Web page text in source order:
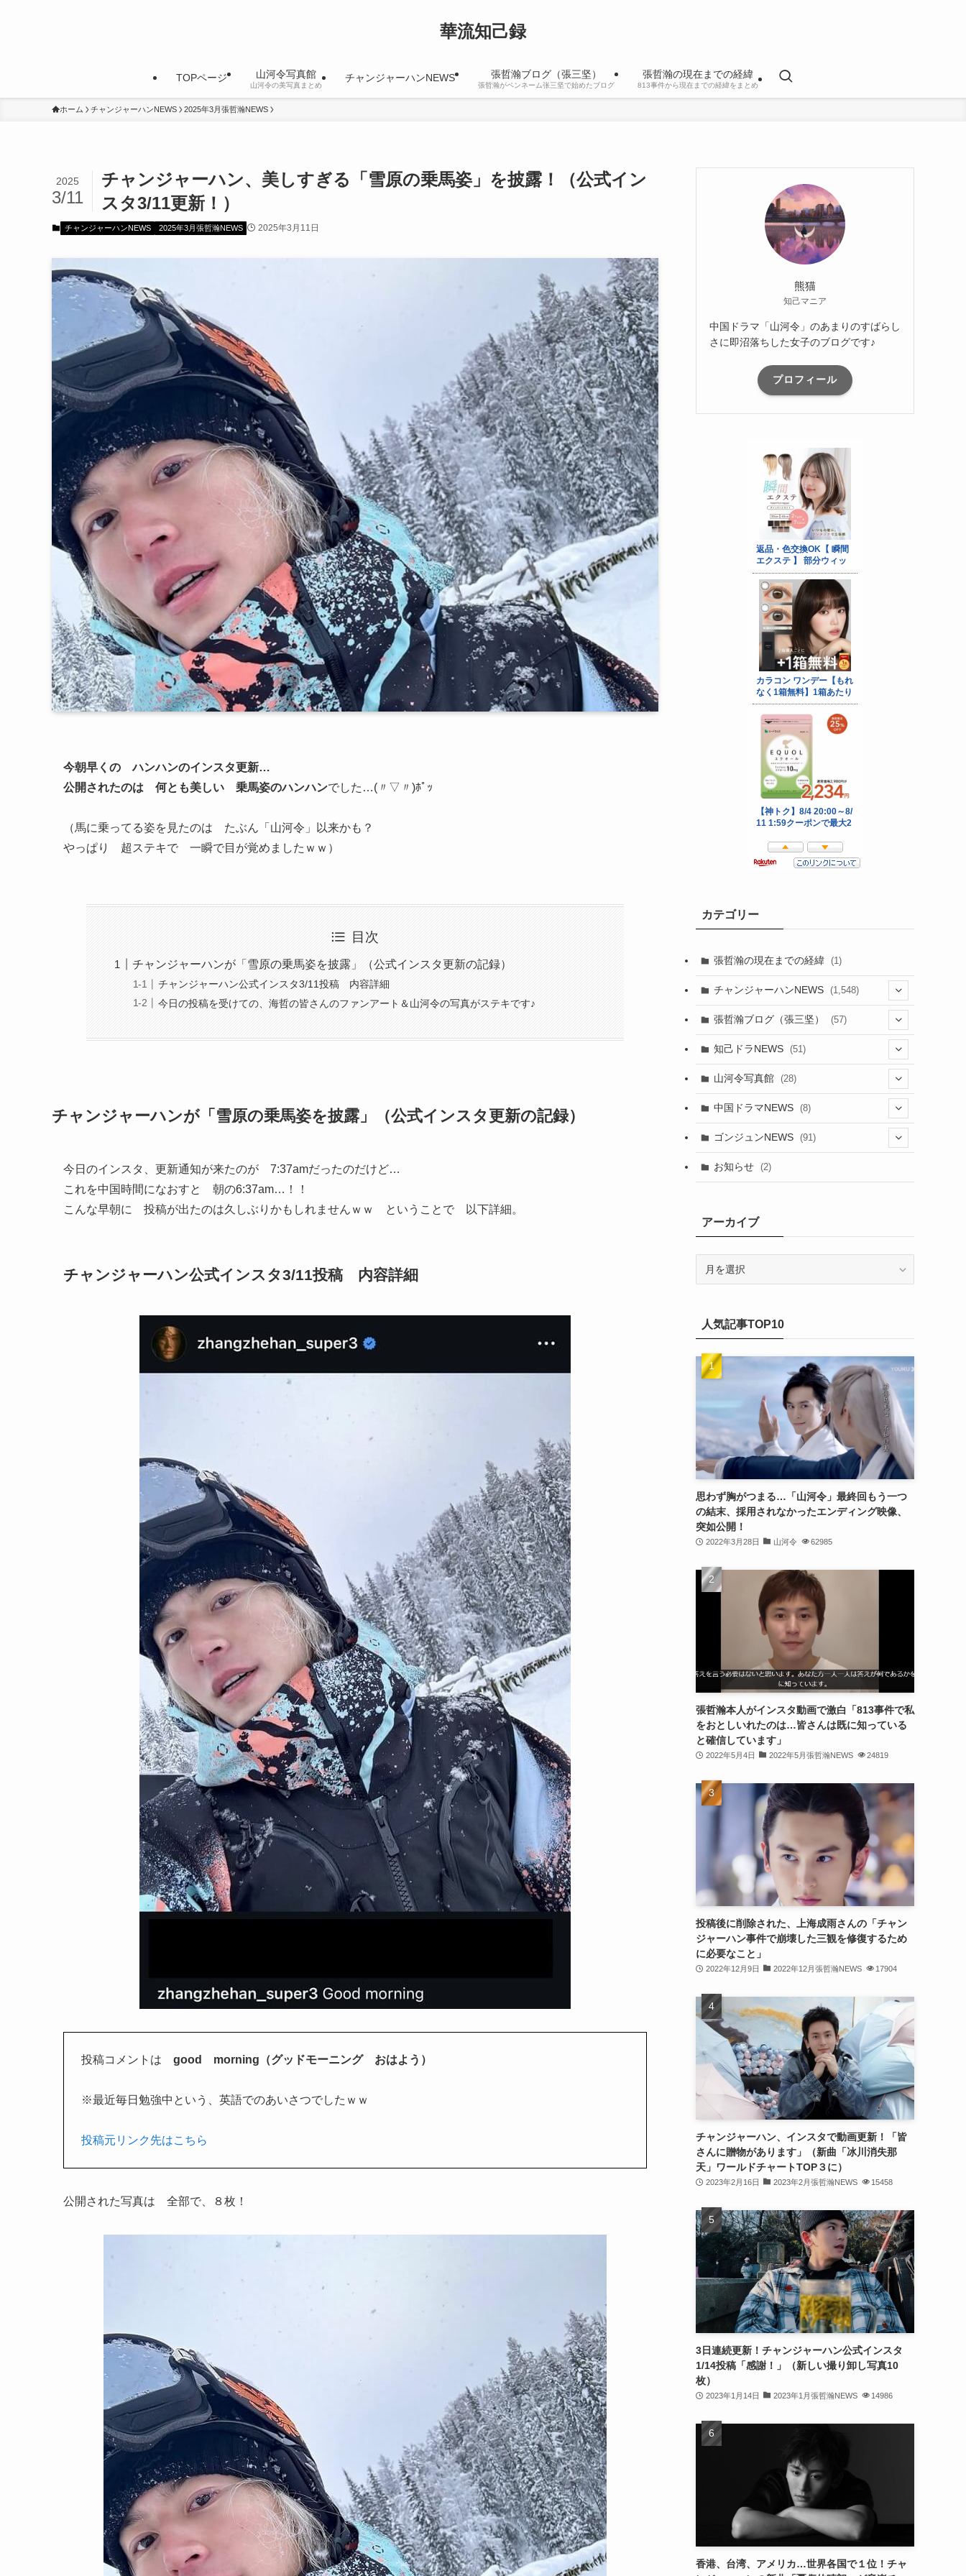
華流知己録
TOPページ 山河令写真館
山河令の美写真まとめ
チャンジャーハンNEWS 張哲瀚ブログ（張三坚）
張哲瀚がペンネーム张三坚で始めたブログ
張哲瀚の現在までの経緯
813事件から現在までの経緯をまとめ
ホーム チャンジャーハンNEWS 2025年3月張哲瀚NEWS
チャンジャーハン、美しすぎる「雪原の乗馬姿」を披露！（公式イン
スタ3/11更新！）
2025
3/11
チャンジャーハンNEWS 2025年3月張哲瀚NEWS 2025年3月11日
今朝早くの ハンハンのインスタ更新…
公開されたのは 何とも美しい 乗馬姿のハンハンでした…(〃▽〃)ﾎﾟｯ
（馬に乗ってる姿を見たのは たぶん「山河令」以来かも？
やっぱり 超ステキで 一瞬で目が覚めましたｗｗ）
目次
チャンジャーハンが「雪原の乗馬姿を披露」（公式インスタ更新の記録）
チャンジャーハン公式インスタ3/11投稿 内容詳細
今日の投稿を受けての、海哲の皆さんのファンアート＆山河令の写真がステキです♪
チャンジャーハンが「雪原の乗馬姿を披露」（公式インスタ更新の記録）
今日のインスタ、更新通知が来たのが 7:37amだったのだけど…
これを中国時間になおすと 朝の6:37am…！！
こんな早朝に 投稿が出たのは久しぶりかもしれませんｗｗ ということで 以下詳細。
チャンジャーハン公式インスタ3/11投稿 内容詳細
投稿コメントは good morning（グッドモーニング おはよう）
※最近毎日勉強中という、英語でのあいさつでしたｗｗ
投稿元リンク先はこちら
公開された写真は 全部で、８枚！
熊猫
知己マニア
中国ドラマ「山河令」のあまりのすばらし
さに即沼落ちした女子のブログです♪
プロフィール
カテゴリー
張哲瀚の現在までの経緯 (1)
チャンジャーハンNEWS (1,548)
(5)
(29)
(20)
(21)
(21)
(24)
(23)
(27)
(21)
(25)
(25)
(29)
(30)
(32)
(31)
(32)
(32)
(29)
(31)
(31)
(31)
(32)
(30)
(32)
(31)
(28)
(32)
(31)
(30)
(32)
(30)
(32)
(32)
(26)
(23)
(13)
(8)
張哲瀚ブログ（張三坚） (57)
(14)
知己ドラNEWS (51)
(42)
(5)
(1)
山河令写真館 (28)
(17)
(3)
(2)
中国ドラマNEWS (8)
(1)
(6)
ゴンジュンNEWS (91)
お知らせ (2)
アーカイブ
ブ人気記事TOP10
思わず胸がつまる…「山河令」最終回もう一つ
の結末、採用されなかったエンディング映像、
突如公開！
2022年3月28日 山河令 62985
張哲瀚本人がインスタ動画で激白「813事件で私
をおとしいれたのは…皆さんは既に知っている
と確信しています」
2022年5月4日 2022年5月張哲瀚NEWS 24819
投稿後に削除された、上海成雨さんの「チャン
ジャーハン事件で崩壊した三観を修復するため
に必要なこと」
2022年12月9日 2022年12月張哲瀚NEWS 17904
チャンジャーハン、インスタで動画更新！「皆
さんに贈物があります」（新曲「冰川消失那
天」ワールドチャートTOP３に）
2023年2月16日 2023年2月張哲瀚NEWS 15458
3日連続更新！チャンジャーハン公式インスタ
1/14投稿「感謝！」（新しい撮り卸し写真10
枚）
2023年1月14日 2023年1月張哲瀚NEWS 14986
香港、台湾、アメリカ…世界各国で１位！チャ